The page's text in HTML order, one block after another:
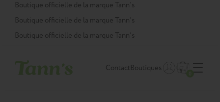
Panneau de gestion des cookies
Boutique officielle de la marque Tann’s
Boutique officielle de la marque Tann’s
Boutique officielle de la marque Tann’s
ContactBoutiques